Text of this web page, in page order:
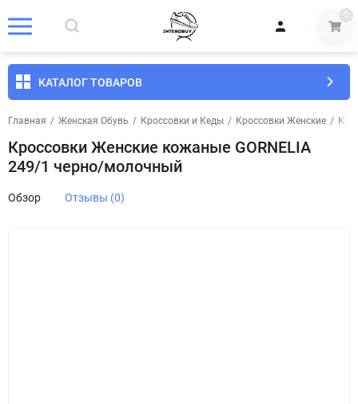
0
КАТАЛОГ ТОВАРОВ
Главная / Женская Обувь / Кроссовки и Кеды / Кроссовки Женские /
Кроссовки Женские кожаные GORNELIA
249/1 черно/молочный
Обзор Отзывы (0)